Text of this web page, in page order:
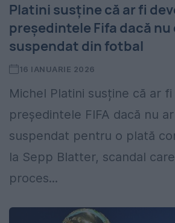
Platini susține că ar fi
președintele Fifa dacă nu
suspendat din fotbal
16 IANUARIE 2026
Michel Platini susține că ar
președintele FIFA dacă nu
suspendat pentru o plată
la Sepp Blatter, scandal
proces...